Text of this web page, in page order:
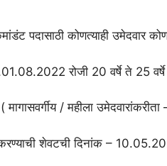
पदासाठी कोणत्याही उमेदवार
रोजी 20 वर्षे ते 25
/ महीला उमेदवारांकरीता
शेवटची दिनांक –